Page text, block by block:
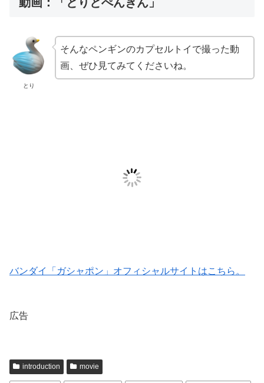
とり
そんなペンギンのカプセルトイで撮った動
画、ぜひ見てみてくださいね。
バンダイ「ガシャポン」オフィシャルサイトはこちら。
広告
introduction movie